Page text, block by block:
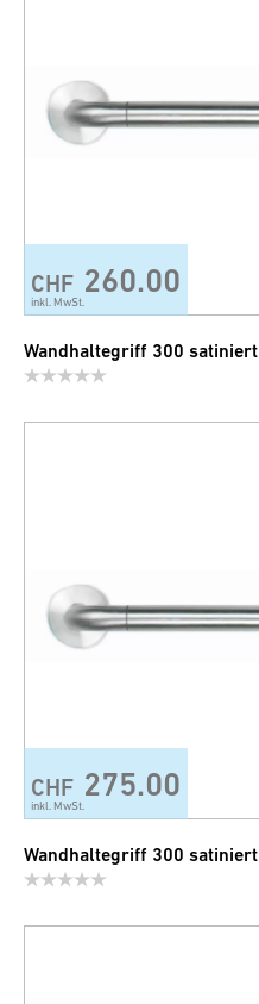
CHF 260.00
inkl. MwSt.
Wandhaltegriff 300 satiniert
CHF 275.00
inkl. MwSt.
Wandhaltegriff 300 satiniert